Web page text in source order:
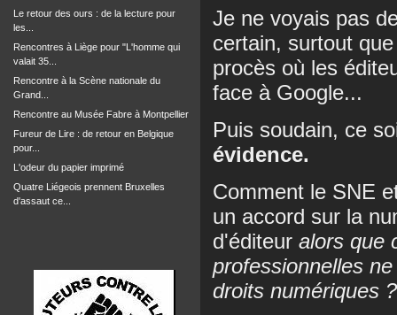
Le retour des ours : de la lecture pour
les...
Rencontres à Liège pour "L'homme qui
valait 35...
Rencontre à la Scène nationale du
Grand...
Rencontre au Musée Fabre à Montpellier
Fureur de Lire : de retour en Belgique
pour...
L'odeur du papier imprimé
Quatre Liégeois prennent Bruxelles
d'assaut ce...
Je ne voyais pas
certain, surtout
procès où les
face à Google...
Puis soudain, ce
évidence.
Comment le SNE
un accord sur la
d'éditeur alors que
professionnelles
droits numériques